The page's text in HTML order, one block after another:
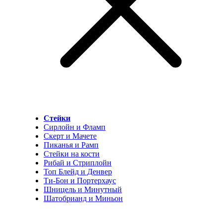
Стейки
Сирлойн и Фламп
Скерт и Мачете
Пиканья и Рамп
Стейки на кости
Рибай и Стриплойн
Топ Блейд и Денвер
Ти-Бон и Портерхаус
Шницель и Минутный
Шатобрианд и Миньон